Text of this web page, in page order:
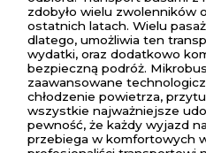
zdobyło wielu zwolenników
ostatnich latach. Wielu
dlatego, umożliwia ten
wydatki, oraz dodatkowo
bezpieczną podróż.
zaawansowane
chłodzenie powietrza,
wszystkie najważniejsze
pewność, że każdy wyjazd
przebiega w komfortowych